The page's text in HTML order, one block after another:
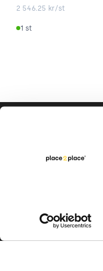
2 546.25 kr/st
1 st